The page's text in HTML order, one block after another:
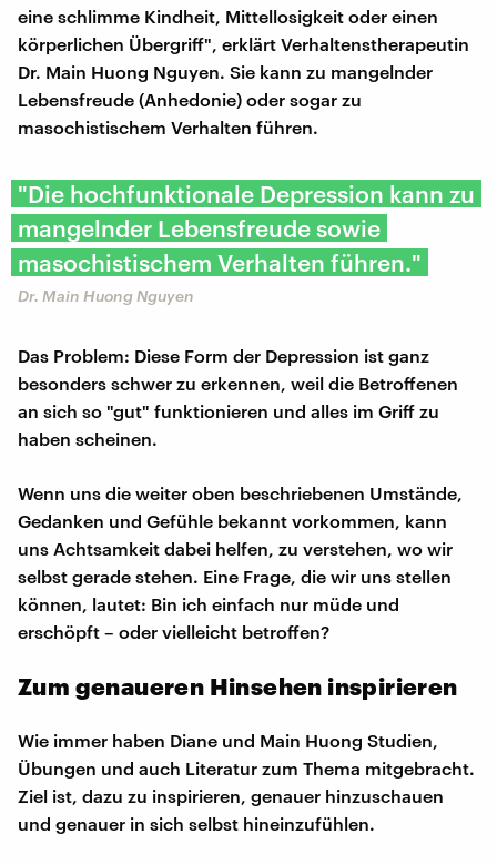
eine schlimme Kindheit, Mittellosigkeit oder einen
körperlichen Übergriff", erklärt Verhaltenstherapeutin
Dr. Main Huong Nguyen. Sie kann zu mangelnder
Lebensfreude (Anhedonie) oder sogar zu
masochistischem Verhalten führen.
"Die hochfunktionale Depression kann zu
mangelnder Lebensfreude sowie
masochistischem Verhalten führen."
Dr. Main Huong Nguyen
Das Problem: Diese Form der Depression ist ganz
besonders schwer zu erkennen, weil die Betroffenen
an sich so "gut" funktionieren und alles im Griff zu
haben scheinen.
Wenn uns die weiter oben beschriebenen Umstände,
Gedanken und Gefühle bekannt vorkommen, kann
uns Achtsamkeit dabei helfen, zu verstehen, wo wir
selbst gerade stehen. Eine Frage, die wir uns stellen
können, lautet: Bin ich einfach nur müde und
erschöpft – oder vielleicht betroffen?
Zum genaueren Hinsehen inspirieren
Wie immer haben Diane und Main Huong Studien,
Übungen und auch Literatur zum Thema mitgebracht.
Ziel ist, dazu zu inspirieren, genauer hinzuschauen
und genauer in sich selbst hineinzufühlen.